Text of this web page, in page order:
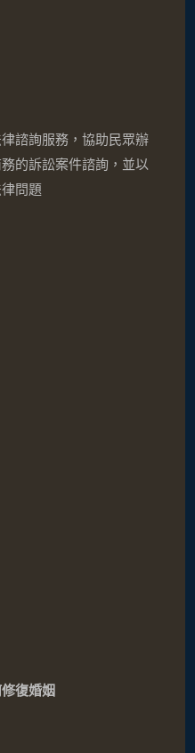
諮詢服務，協助民眾辦
的訴訟案件諮詢，並以
問題
復婚姻